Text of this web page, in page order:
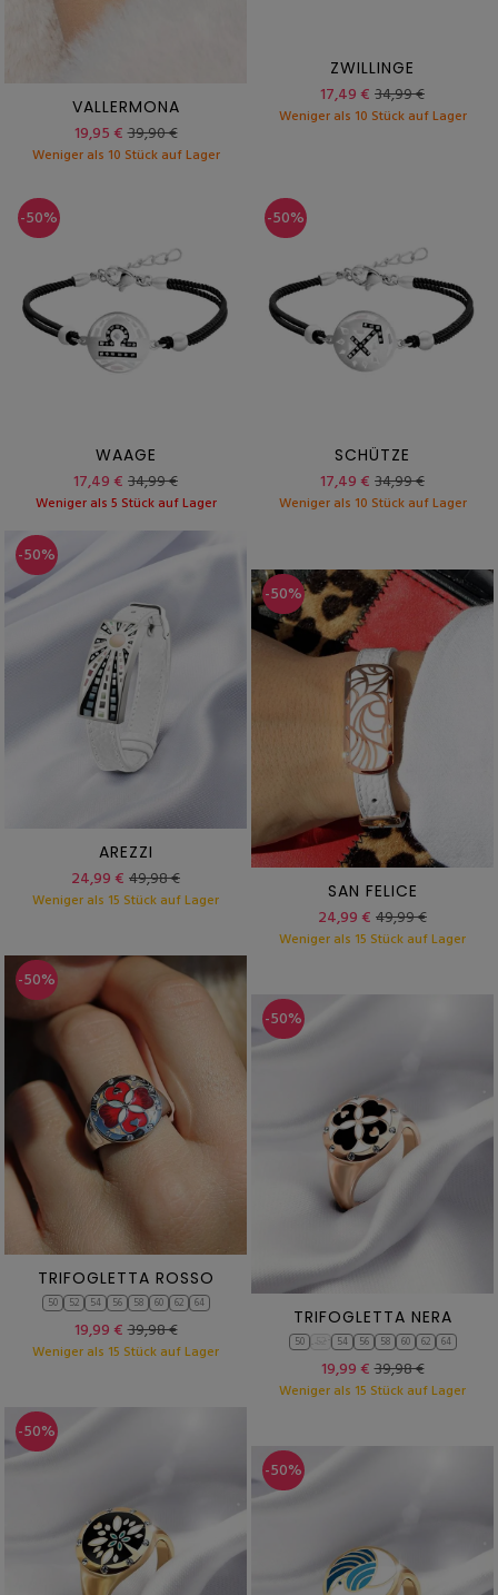
VALLERMONA
19,95 €39,90 €
Weniger als 10 Stück auf Lager
ZWILLINGE
17,49 € 34,99 €
Weniger als 10 Stück auf Lager
-50%
WAAGE
17,49 € 34,99 €
Weniger als 5 Stück auf Lager
-50%
SCHÜTZE
17,49 € 34,99 €
Weniger als 10 Stück auf Lager
-50%
AREZZI
24,99 € 49,98 €
Weniger als 15 Stück auf Lager
-50%
SAN FELICE
24,99 € 49,99 €
Weniger als 15 Stück auf Lager
-50%
TRIFOGLETTA ROSSO
50 52 54 56 58 60 62 64
19,99 €39,98 €
Weniger als 15 Stück auf Lager
-50%
TRIFOGLETTA NERA
50 54 56 58 60 62 64
19,99 €39,98 €
Weniger als 15 Stück auf Lager
-50%
-50%